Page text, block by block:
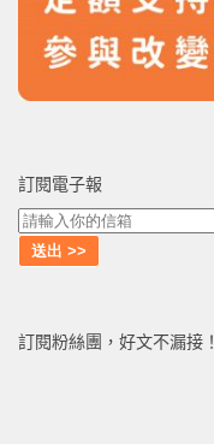
訂閱電子報
訂閱粉絲團，好文不漏接！